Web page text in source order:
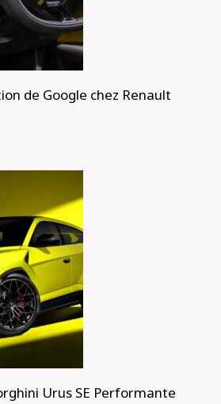
de Google chez Renault
Urus SE Performante